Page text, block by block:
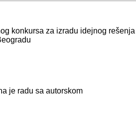
konkursа zа izrаdu idejnog rešenjа
je rаdu sа аutorskom